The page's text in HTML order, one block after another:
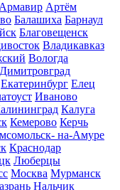
Армавир Артём
Балашиха Барнаул
Благовещенск
Владикавказ
Вологда
Димитровград
Екатеринбург Елец
Иваново
Калуга
Кемерово Керчь
на-Амуре
Краснодар
Люберцы
Москва Мурманск
Нальчик